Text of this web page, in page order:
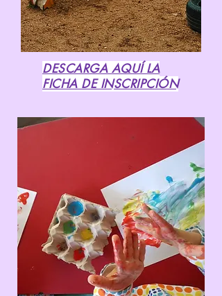
DESCARGA AQUÍ LA
FICHA DE INSCRIPCIÓN